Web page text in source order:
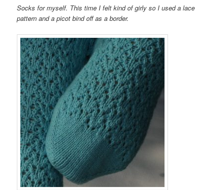
Socks for myself. This time I felt kind of girly so I used a lace
pattern and a picot bind off as a border.